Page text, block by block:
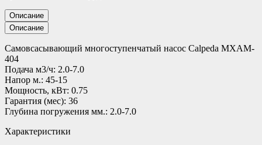
Описание
Описание
Самовсасывающий многоступенчатый насос Calpeda MXAM-
404
Подача м3/ч: 2.0-7.0
Напор м.: 45-15
Мощность, кВт: 0.75
Гарантия (мес): 36
Глубина погружения мм.: 2.0-7.0
Характеристики